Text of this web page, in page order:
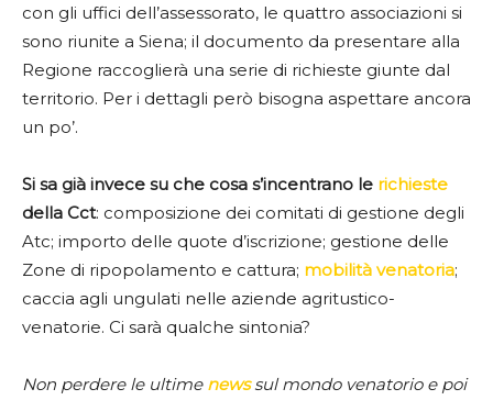
con gli uffici dell’assessorato, le quattro associazioni si
sono riunite a Siena; il documento da presentare alla
Regione raccoglierà una serie di richieste giunte dal
territorio. Per i dettagli però bisogna aspettare ancora
un po’.
Si sa già invece su che cosa s’incentrano le richieste
della Cct: composizione dei comitati di gestione degli
Atc; importo delle quote d’iscrizione; gestione delle
Zone di ripopolamento e cattura; mobilità venatoria;
caccia agli ungulati nelle aziende agritustico-
venatorie. Ci sarà qualche sintonia?
Non perdere le ultime newssul mondo venatorio e poi